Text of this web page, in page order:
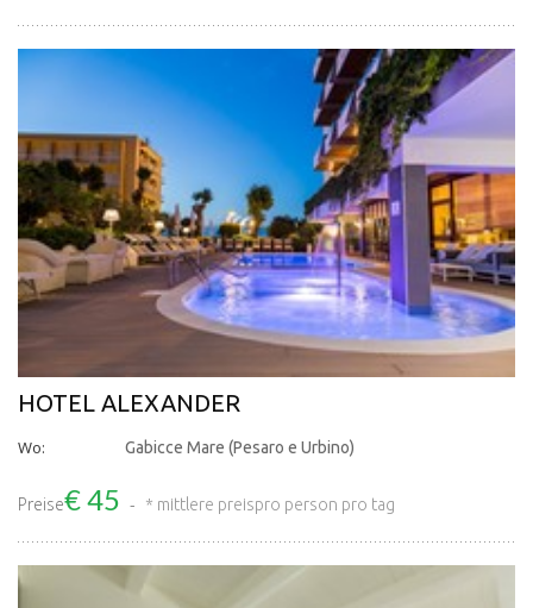
HOTEL ALEXANDER
Wo: Gabicce Mare (Pesaro e Urbino)
Preise€ 45 * mittlere preispro person pro tag